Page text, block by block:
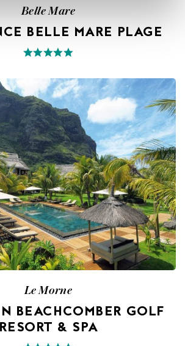
Belle Mare
BELLE MARE PLAGE
Le Morne
BEACHCOMBER GOLF
RESORT & SPA